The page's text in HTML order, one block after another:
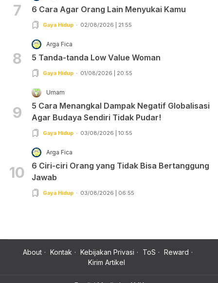
7 6 Cara Agar Orang Lain Menyukai Kamu
Gaya Hidup 02/08/2026 | 21:55
8
Arga Fica
5 Tanda-tanda Low Value Woman
Gaya Hidup 01/08/2026 | 20:55
9
Umam
5 Cara Menangkal Dampak Negatif Globalisasi
Agar Budaya Sendiri Tidak Pudar!
Gaya Hidup 03/08/2026 | 10:55
10
Arga Fica
6 Ciri-ciri Orang yang Tidak Bisa Bertanggung
Jawab
Gaya Hidup 03/08/2026 | 06:55
About Kontak Kebijakan Privasi ToS
Reward
Kirim Artikel